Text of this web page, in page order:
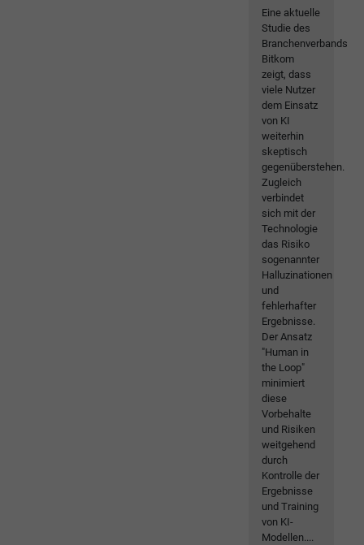
Eine aktuelle
Studie des
Branchenverbands
Bitkom
zeigt, dass
viele Nutzer
dem Einsatz
von KI
weiterhin
skeptisch
gegenüberstehen.
Zugleich
verbindet
sich mit der
Technologie
das Risiko
sogenannter
Halluzinationen
und
fehlerhafter
Ergebnisse.
Der Ansatz
"Human in
the Loop"
minimiert
diese
Vorbehalte
und Risiken
weitgehend
durch
Kontrolle der
Ergebnisse
und Training
von KI-
Modellen....